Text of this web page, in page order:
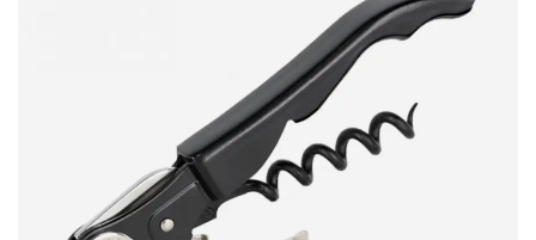
Médaille commémorative Gaudí